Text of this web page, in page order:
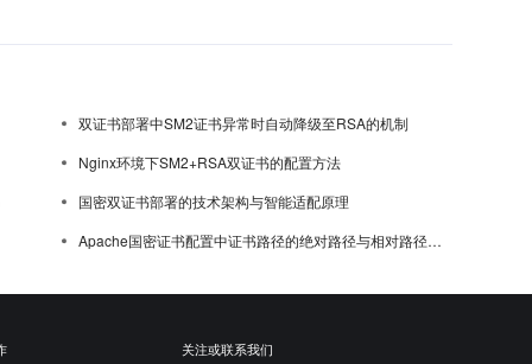
双证书部署中SM2证书异常时自动降级至RSA的机制
Nginx环境下SM2+RSA双证书的配置方法
国密双证书部署的技术架构与智能适配原理
Apache国密证书配置中证书路径的绝对路径与相对路径选择
关注或联系我们